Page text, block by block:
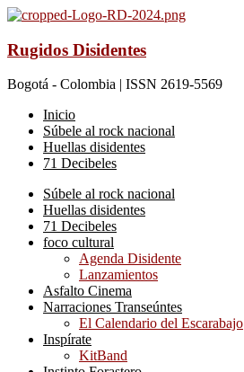
Rugidos Disidentes
Bogotá - Colombia | ISSN 2619-5569
Inicio
Súbele al rock nacional
Huellas disidentes
71 Decibeles
Súbele al rock nacional
Huellas disidentes
71 Decibeles
foco cultural
Agenda Disidente
Lanzamientos
Asfalto Cinema
Narraciones Transeúntes
El Calendario del Escarabajo
Inspírate
KitBand